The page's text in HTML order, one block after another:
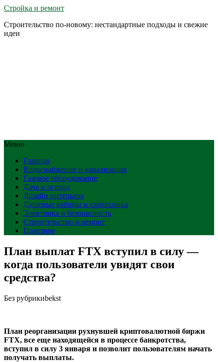
Стройка и ремонт
Строительство по-новому: нестандартные подходы и свежие
идеи
Меню
Главная
Водоснабжение и канализация
Газовое оборудование
Дача и огород
Дизайн интерьера
Душевые кабины и сантехника
Электрика и безопасность
Строительство и ремонт
Полезное
План выплат FTX вступил в силу —
когда пользователи увидят свои
средства?
Без рубрикиbekst
План реорганизации рухнувшей криптовалютной биржи
FTX, все еще находящейся в процессе банкротства,
вступил в силу 3 января и позволит пользователям начать
получать выплаты.